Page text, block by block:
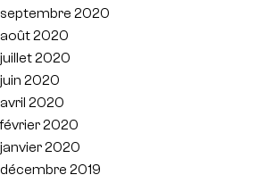
septembre 2020
août 2020
juillet 2020
juin 2020
avril 2020
février 2020
janvier 2020
décembre 2019